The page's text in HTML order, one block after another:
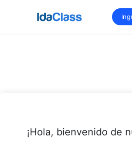
¡Hola, bienvenido de